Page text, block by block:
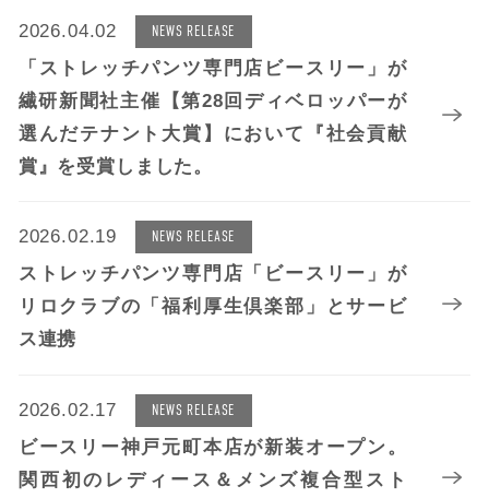
2026.04.02 NEWS RELEASE
「ストレッチパンツ専門店ビースリー」が
繊研新聞社主催【第28回ディベロッパーが
選んだテナント大賞】において『社会貢献
賞』を受賞しました。
2026.02.19 NEWS RELEASE
ストレッチパンツ専門店「ビースリー」が
リロクラブの「福利厚生倶楽部」とサービ
ス連携
2026.02.17 NEWS RELEASE
ビースリー神戸元町本店が新装オープン。
関西初のレディース＆メンズ複合型スト